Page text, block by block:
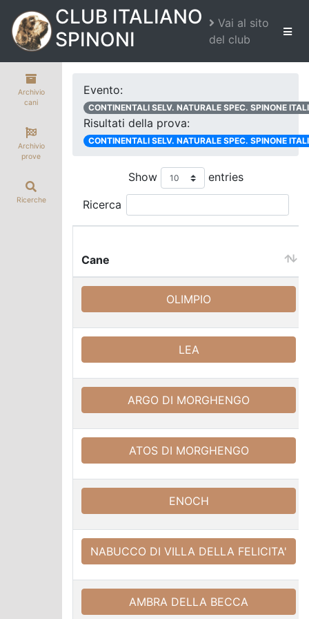
CLUB ITALIANO
SPINONI
Vai al sito
del club
Archivio
cani
Archivio
prove
Ricerche
Evento:
CONTINENTALI SELV. NATURALE SPEC. SPINONE
Risultati della prova:
CONTINENTALI SELV. NATURALE SPEC. SPINONE
Show entries
Ricerca
Cane
Cane
OLIMPIO
LEA
ARGO DI MORGHENGO
ATOS DI MORGHENGO
ENOCH
NABUCCO DI VILLA DELLA FELICITA'
AMBRA DELLA BECCA